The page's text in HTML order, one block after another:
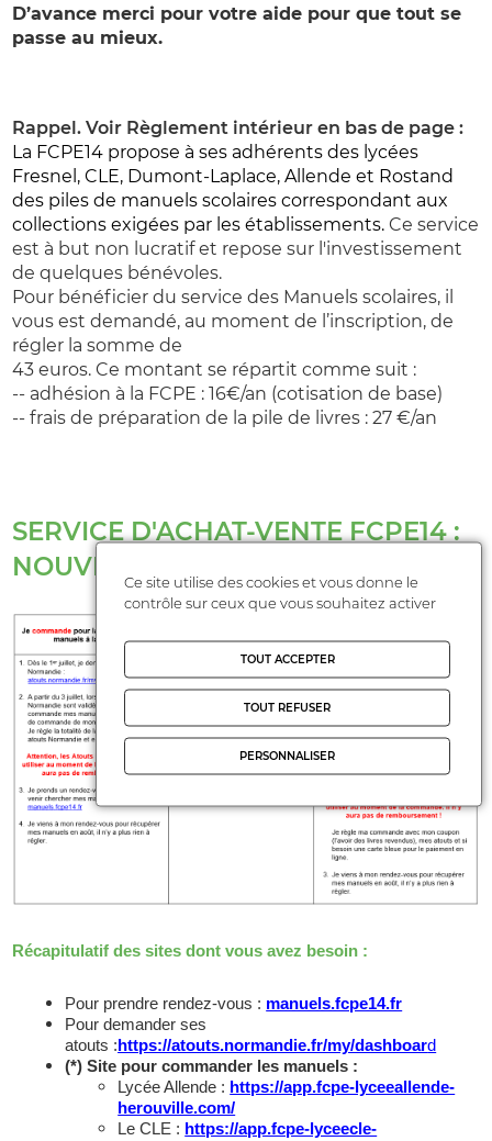
D’avance merci pour votre aide pour que tout se
passe au mieux.
Rappel. Voir Règlement intérieur en bas de page :
La FCPE14 propose à ses adhérents des lycées
Fresnel, CLE, Dumont-Laplace, Allende et Rostand
des piles de manuels scolaires correspondant aux
collections exigées par les établissements.Ce service
est à but non lucratif et repose sur l'investissement
de quelques bénévoles.
Pour bénéficier du service des Manuels scolaires, il
vous est demandé, au moment de l’inscription, de
régler la somme de
43 euros. Ce montant se répartit comme suit :
-- adhésion à la FCPE : 16€/an (cotisation de base)
-- frais de préparation de la pile de livres : 27 €/an
SERVICE D'ACHAT-VENTE FCPE14 :
NOUVELLE PROCÉDURE 2026
Récapitulatif des sites dont vous avez besoin :
Pour prendre rendez-vous : manuels.fcpe14.fr
Pour demander ses
atouts : https://atouts.normandie.fr/my/dashboard
(*) Site pour commander les manuels :
Lycée Allende : https://app.fcpe-lyceeallende-
herouville.com/
Le CLE : https://app.fcpe-lyceecle-
Ce site utilise des cookies et vous donne le
contrôle sur ceux que vous souhaitez activer
TOUT ACCEPTER
TOUT REFUSER
PERSONNALISER